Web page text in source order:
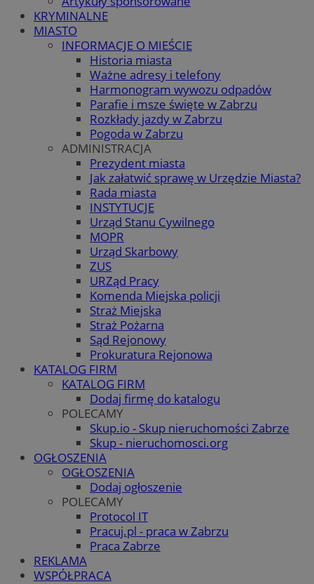
KRYMINALNE
MIASTO
INFORMACJE O MIEŚCIE
Historia miasta
Ważne adresy i telefony
Harmonogram wywozu odpadów
Parafie i msze święte w Zabrzu
Rozkłady jazdy w Zabrzu
Pogoda w Zabrzu
ADMINISTRACJA
Prezydent miasta
Jak załatwić sprawę w Urzędzie Miasta?
Rada miasta
INSTYTUCJE
Urząd Stanu Cywilnego
MOPR
Urząd Skarbowy
ZUS
URZąd Pracy
Komenda Miejska policji
Straż Miejska
Straż Pożarna
Sąd Rejonowy
Prokuratura Rejonowa
KATALOG FIRM
KATALOG FIRM
Dodaj firmę do katalogu
POLECAMY
Skup.io - Skup nieruchomości Zabrze
Skup - nieruchomosci.org
OGŁOSZENIA
OGŁOSZENIA
Dodaj ogłoszenie
POLECAMY
Protocol IT
Pracuj.pl - praca w Zabrzu
Praca Zabrze
REKLAMA
WSPÓŁPRACA